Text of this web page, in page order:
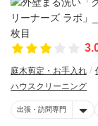
庭木剪定・お手入れ
ハウスクリーニング
出張・訪問専門